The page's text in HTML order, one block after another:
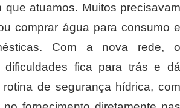
que atuamos. Muitos precisavam
comprar água para consumo e
Com a nova rede, o
dificuldades fica para trás e dá
rotina de segurança hídrica, com